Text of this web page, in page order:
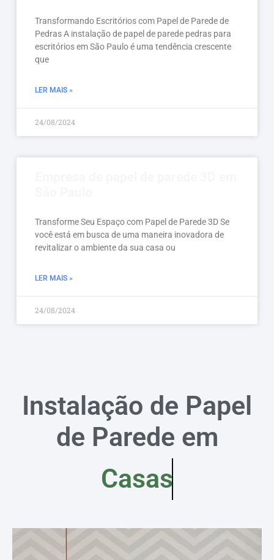
Transformando Escritórios com Papel de Parede de
Pedras A instalação de papel de parede pedras para
escritórios em São Paulo é uma tendência crescente
que
LER MAIS »
24/08/2024
Transforme Seu Espaço com Papel de Parede 3D Se
você está em busca de uma maneira inovadora de
revitalizar o ambiente da sua casa ou
LER MAIS »
24/08/2024
Instalação de Papel
de Parede em
Casas